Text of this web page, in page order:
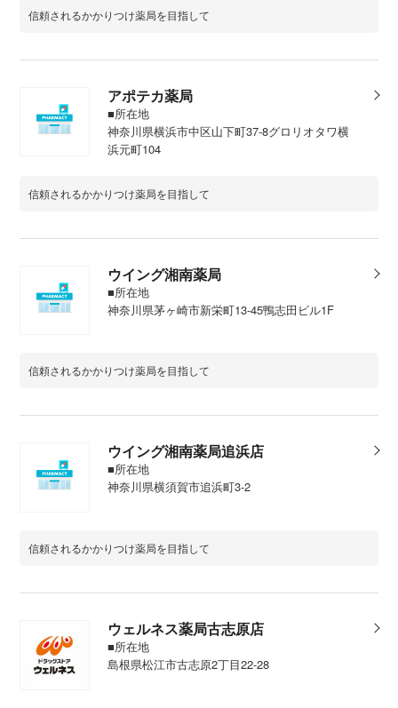
信頼されるかかりつけ薬局を目指して
アポテカ薬局
■所在地
神奈川県横浜市中区山下町37-8グロリオタワ横
浜元町104
信頼されるかかりつけ薬局を目指して
ウイング湘南薬局
■所在地
神奈川県茅ヶ崎市新栄町13-45鴨志田ビル1F
信頼されるかかりつけ薬局を目指して
ウイング湘南薬局追浜店
■所在地
神奈川県横須賀市追浜町3-2
信頼されるかかりつけ薬局を目指して
ウェルネス薬局古志原店
■所在地
島根県松江市古志原2丁目22-28